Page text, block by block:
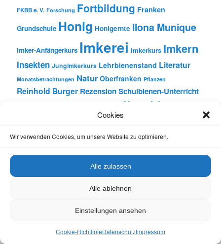
Cookies
Wir verwenden Cookies, um unsere Website zu optimieren.
Alle zulassen
Alle ablehnen
Einstellungen ansehen
Cookie-RichtlinieDatenschutzImpressum
FKBB e. V. Forschung Fortbildung Franken
Grundschule Honig Honigernte Ilona Munique
Imker-Anfängerkurs Imkerei Imkerkurs Imkern
Insekten Jungimkerkurs Lehrbienenstand Literatur
Monatsbetrachtungen Natur Oberfranken Pflanzen
Reinhold Burger RezensionSchulbienen-Unterricht
Unterricht
Vortrag